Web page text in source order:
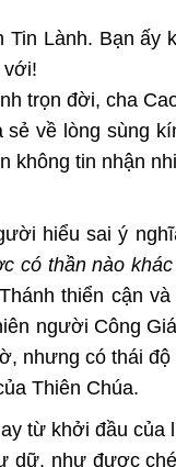
Lành. Bạn
với!
trọn đời, cha
về lòng sùng
không tin nhận
hiểu sai ý
có thần nào
thiển cận
người Công
nhưng có thái
Thiên Chúa.
từ khởi đầu
như được